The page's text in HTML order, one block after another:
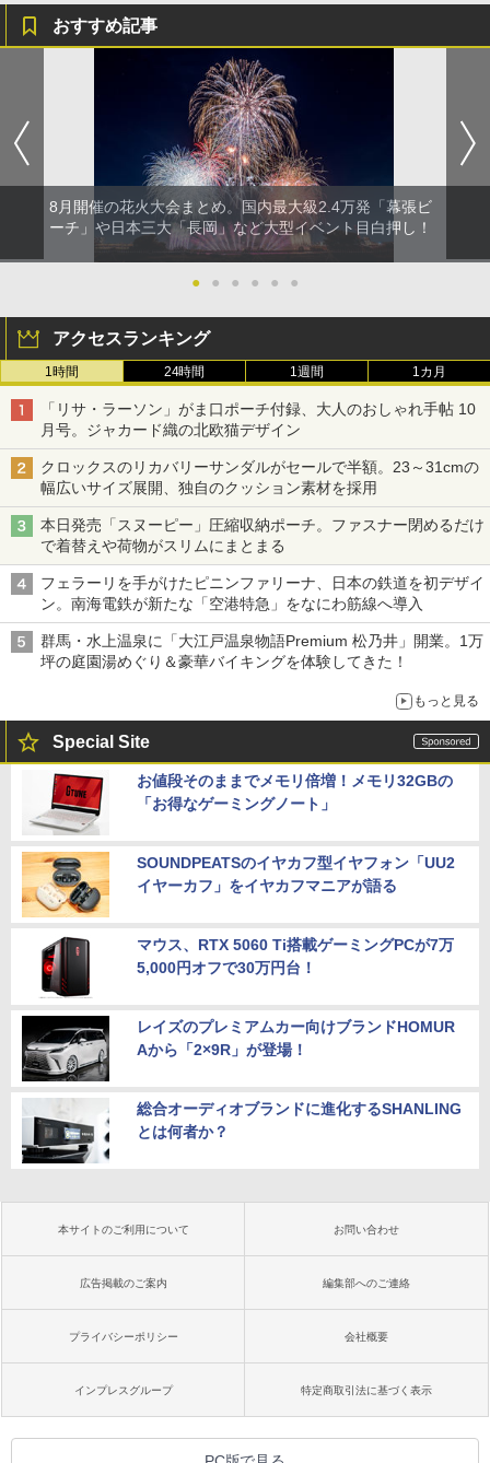
おすすめ記事
8月開催の花火大会まとめ。国内最大級2.4万発「幕張ビ
ーチ」や日本三大「長岡」など大型イベント目白押し！
● ● ● ● ● ●
アクセスランキング
1時間 24時間 1週間 1カ月
「リサ・ラーソン」がま口ポーチ付録、大人のおしゃれ手帖 10
月号。ジャカード織の北欧猫デザイン
クロックスのリカバリーサンダルがセールで半額。23～31cmの
幅広いサイズ展開、独自のクッション素材を採用
本日発売「スヌーピー」圧縮収納ポーチ。ファスナー閉めるだけ
で着替えや荷物がスリムにまとまる
フェラーリを手がけたピニンファリーナ、日本の鉄道を初デザイ
ン。南海電鉄が新たな「空港特急」をなにわ筋線へ導入
群馬・水上温泉に「大江戸温泉物語Premium 松乃井」開業。1万
坪の庭園湯めぐり＆豪華バイキングを体験してきた！
もっと見る
Special Site
お値段そのままでメモリ倍増！メモリ32GBの
「お得なゲーミングノート」
SOUNDPEATSのイヤカフ型イヤフォン「UU2
イヤーカフ」をイヤカフマニアが語る
マウス、RTX 5060 Ti搭載ゲーミングPCが7万
5,000円オフで30万円台！
レイズのプレミアムカー向けブランドHOMUR
Aから「2×9R」が登場！
総合オーディオブランドに進化するSHANLING
とは何者か？
本サイトのご利用について お問い合わせ
広告掲載のご案内 編集部へのご連絡
プライバシーポリシー 会社概要
インプレスグループ 特定商取引法に基づく表示